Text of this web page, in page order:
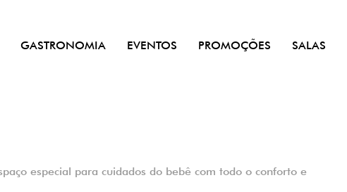
GASTRONOMIA EVENTOS PROMOÇÕES SALAS
especial para cuidados do bebê com todo o conforto e